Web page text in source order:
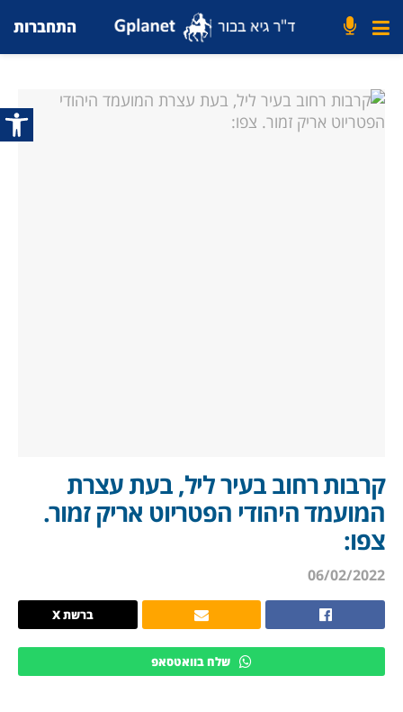
פתח
התחברות
קרבות רחוב בעיר ליל, בעת עצרת
המועמד היהודי הפטריוט אריק זמור.
צפו:
06/02/2022
ברשת X
שלח בוואטסאפ